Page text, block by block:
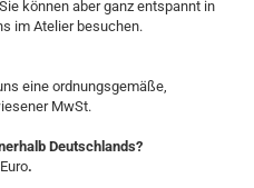
können aber ganz entspannt in
im Atelier besuchen.
eine ordnungsgemäße,
MwSt.
Deutschlands?
.